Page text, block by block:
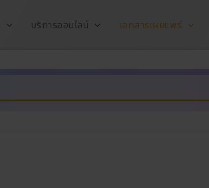
บริการออนไลน์ เอกสารเผยแพร่